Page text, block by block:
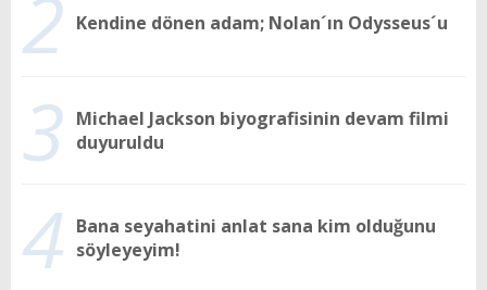
2 Kendine dönen adam; Nolan´ın Odysseus´u
3 Michael Jackson biyografisinin devam filmi
duyuruldu
4 Bana seyahatini anlat sana kim olduğunu
söyleyeyim!